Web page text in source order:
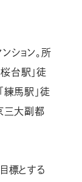
ション。所
台駅」徒
練馬駅」徒
三大副都
標とする